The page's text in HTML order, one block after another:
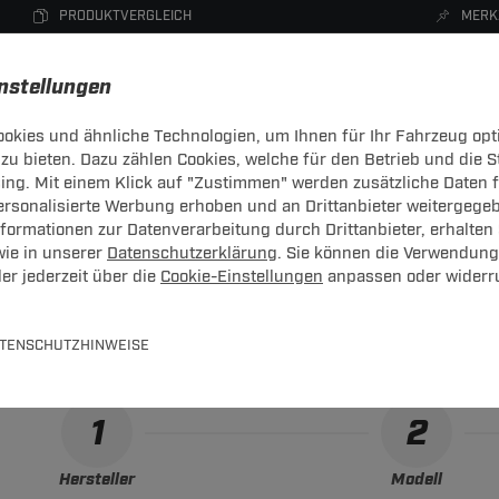
und ähnliche Technologien, um Ihnen für Ihr Fahrzeug
bieten. Dazu zählen Cookies, welche für den Betrieb und die
Mit einem Klick auf "Zustimmen" werden zusätzliche Daten
Werbung erhoben und an Drittanbieter
zur Datenverarbeitung durch Drittanbieter, erhalten
in unserer Datenschutzerklärung. Sie können die
jederzeit über die Cookie-Einstellungen anpassen oder
PRODUKTVERGLEICH
DACHBOXEN FAHRRADTRÄGER ZUBEHÖR
XC60
Kupplungskonfigurator
Auflistung schützt Sie und andere in Ihrer Umgebung und
1
Hersteller
2
Modell